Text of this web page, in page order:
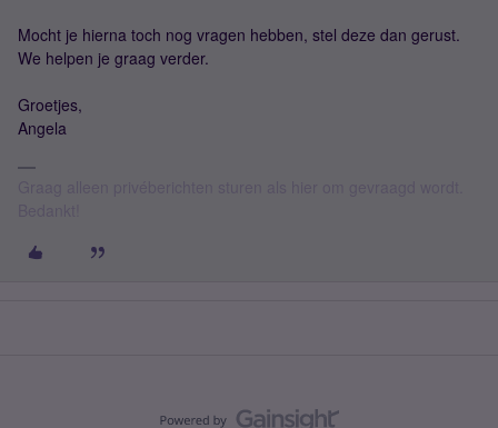
Mocht je hierna toch nog vragen hebben, stel deze dan gerust.
We helpen je graag verder.
Groetjes,
Angela